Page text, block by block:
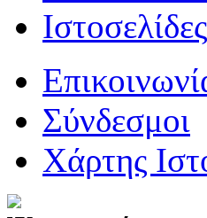
Σύνδεσμοι
Χάρτης